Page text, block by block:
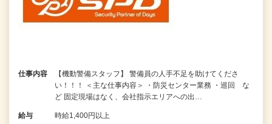
仕事内容
【機動警備スタッフ】 警備員の人手不足を助けてくださ
い！！！ ＜主な仕事内容＞ ・防災センター業務 ・巡回 な
ど 固定現場はなく、会社指示エリアへの出…
給与 時給1,400円以上